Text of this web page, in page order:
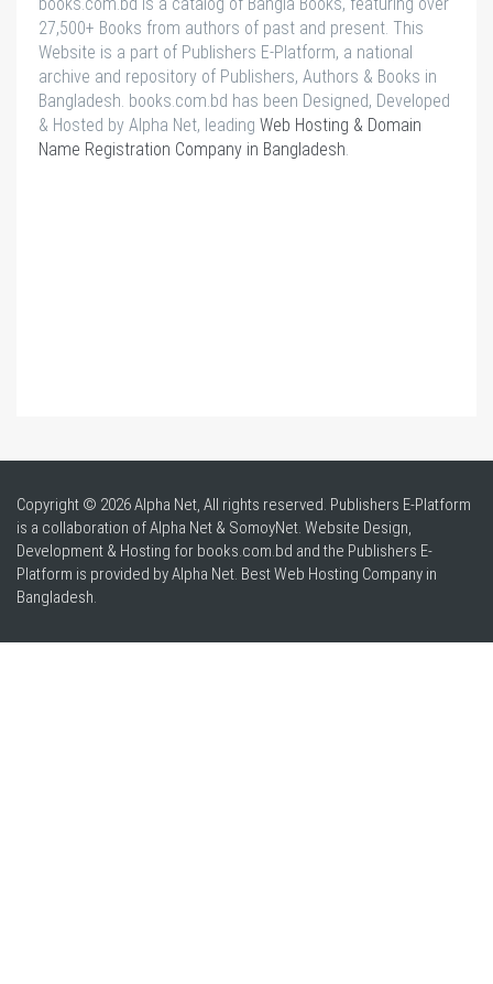
27,500+ Books from authors of past and present. This
Website is a part of Publishers E-Platform, a national
archive and repository of Publishers, Authors & Books in
Bangladesh. books.com.bd has been Designed, Developed
& Hosted by Alpha Net, leading Web Hosting & Domain
Name Registration Company in Bangladesh
Copyright © 2026 Alpha Net, All rights reserved. Publishers E-Platform
is a collaboration of Alpha Net & SomoyNet. Website Design,
Development & Hosting for books.com.bd and the Publishers E-
Platform is provided by Alpha Net. BestWeb Hosting Company in
Bangladesh.